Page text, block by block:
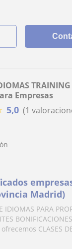
Empresas
5,0 (1
Madrid)
IDIOMAS PARA
CLASES